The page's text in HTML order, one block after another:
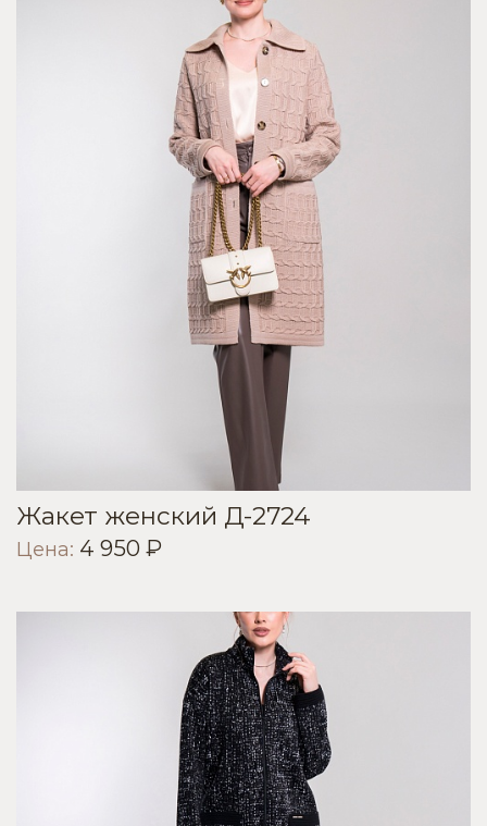
Жакет женский Д-2724
Цена: 4 950 ₽